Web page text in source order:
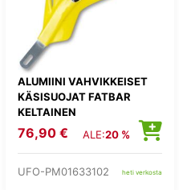
ALUMIINI VAHVIKKEISET
KÄSISUOJAT FATBAR
KELTAINEN
76,90 € ALE:20 %
UFO-PM01633102 heti verkosta